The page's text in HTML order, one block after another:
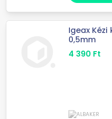
Igeax
0,5mm
4 390 Ft